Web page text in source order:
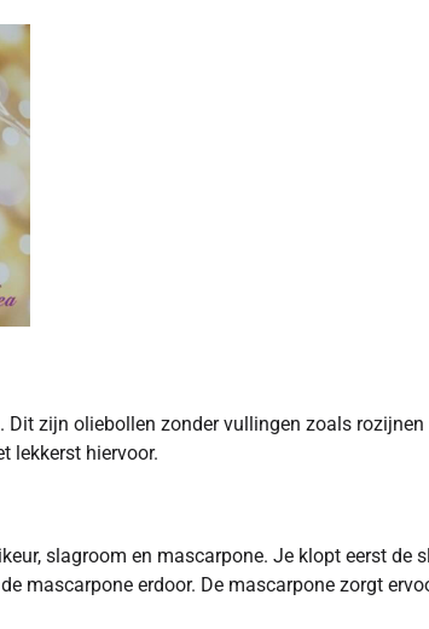
zijn oliebollen zonder vullingen zoals rozijnen
lekkerst hiervoor.
slagroom en mascarpone. Je klopt eerst de
mascarpone erdoor. De mascarpone zorgt